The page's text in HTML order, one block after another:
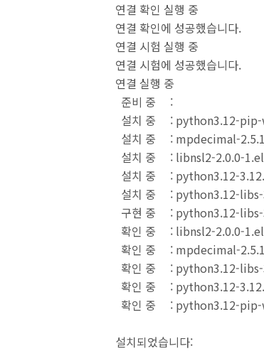
연결 확인 실행 중
연결 확인에 성공했습니다.
연결 시험 실행 중
연결 시험에 성공했습니다.
연결 실행 중
준비
설치 중 : python3.12-
설치 중 :
설치 중 : libnsl2-
설치 중 :
설치 중 : python3.12-
구현 중 : python3.12-
확인 중 : libnsl2-
확인 중 :
확인 중 : python3.12-
확인 중 :
확인 중 : python3.12-
설치되었습니다: